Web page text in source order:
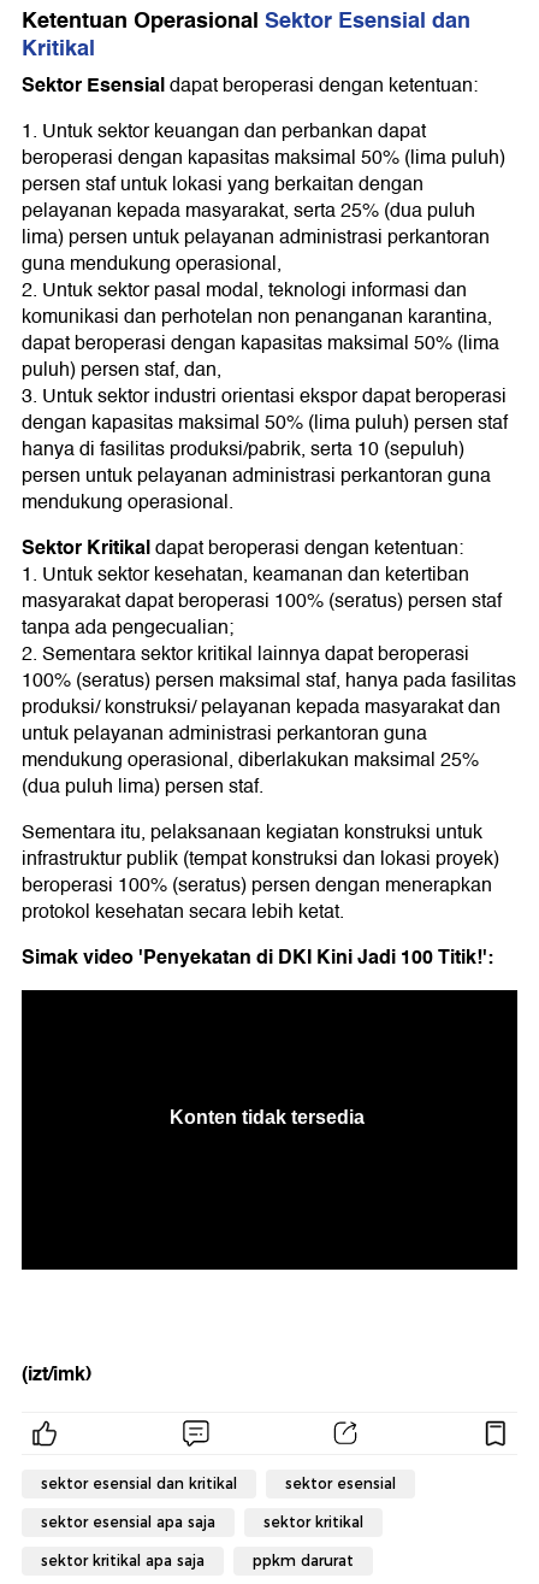
Ketentuan Operasional Sektor Esensial dan
Kritikal
Sektor Esensialdapat beroperasi dengan ketentuan:
1. Untuk sektor keuangan dan perbankan dapat
beroperasi dengan kapasitas maksimal 50% (lima puluh)
persen staf untuk lokasi yang berkaitan dengan
pelayanan kepada masyarakat, serta 25% (dua puluh
lima) persen untuk pelayanan administrasi perkantoran
guna mendukung operasional,
2. Untuk sektor pasal modal, teknologi informasi dan
komunikasi dan perhotelan non penanganan karantina,
dapat beroperasi dengan kapasitas maksimal 50% (lima
puluh) persen staf, dan,
3. Untuk sektor industri orientasi ekspor dapat beroperasi
dengan kapasitas maksimal 50% (lima puluh) persen staf
hanya di fasilitas produksi/pabrik, serta 10 (sepuluh)
persen untuk pelayanan administrasi perkantoran guna
mendukung operasional.
Sektor Kritikaldapat beroperasi dengan ketentuan:
1. Untuk sektor kesehatan, keamanan dan ketertiban
masyarakat dapat beroperasi 100% (seratus) persen staf
tanpa ada pengecualian;
2. Sementara sektor kritikal lainnya dapat beroperasi
100% (seratus) persen maksimal staf, hanya pada fasilitas
produksi/ konstruksi/ pelayanan kepada masyarakat dan
untuk pelayanan administrasi perkantoran guna
mendukung operasional, diberlakukan maksimal 25%
(dua puluh lima) persen staf.
Sementara itu, pelaksanaan kegiatan konstruksi untuk
infrastruktur publik (tempat konstruksi dan lokasi proyek)
beroperasi 100% (seratus) persen dengan menerapkan
protokol kesehatan secara lebih ketat.
Simak video 'Penyekatan di DKI Kini Jadi 100 Titik!':
(izt/imk)
sektor esensial dan kritikal sektor esensial
sektor esensial apa saja sektor kritikal
sektor kritikal apa saja ppkm darurat